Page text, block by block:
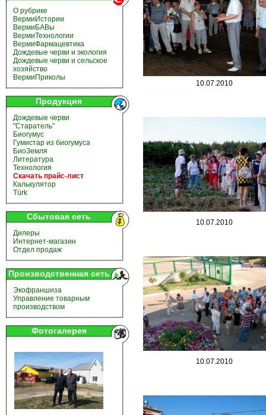
О рубрике
ВермиИстории
ВермиБАВы
ВермиТехнологии
ВермиФармацевтика
Дождевые черви и экология
Дождевые черви и сельское
хозяйство
ВермиПриколы
Продукция
Дождевые черви
"Старатель"
Биогумус
Гумистар из биогумуса
БиоЗемля
Литература
Технология
Скачать прайс-лист
Калькулятор
Türk
Сбытовая сеть
Дилеры
Интернет-магазин
Отдел продаж
Производственная сеть
Экофраншиза
Управление товарным
производством
Фотогалерея
10.07.2010
10.07.2010
10.07.2010